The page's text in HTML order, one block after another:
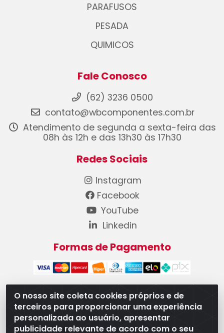
O nosso site coleta cookies próprios e de
terceiros para proporcionar uma experiência
personalizada ao usuário, apresentar
publicidade relevante de acordo com o seu
PARAFUSOS
PESADA
QUIMICOS
Fale Conosco
(62) 3236 0500
contato@wbcomponentes.com.br
Atendimento de segunda a sexta-feira das
08h às 12h e das 13h30 às 17h30
Redes Sociais
Instagram
Facebook
YouTube
Linkedin
Formas de Pagamento
WB Componentes Automotivos LTDA - CNPJ
08.528.393/0001-12 - Rua do Níquel, 667 - Parque
Oeste Industrial, Goiânia/GO - CEP 74375-660